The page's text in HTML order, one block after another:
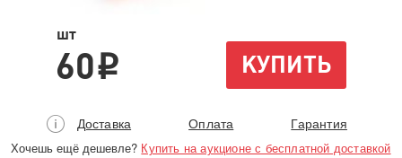
шт
60i КУПИТЬ
Доставка Оплата Гарантия
Хочешь ещё дешевле? Купить на аукционе с бесплатной доставкой